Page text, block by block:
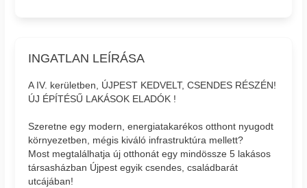
INGATLAN LEÍRÁSA
A IV. kerületben, ÚJPEST KEDVELT, CSENDES RÉSZÉN!
ÚJ ÉPÍTÉSŰ LAKÁSOK ELADÓK !
Szeretne egy modern, energiatakarékos otthont nyugodt
környezetben, mégis kiváló infrastruktúra mellett?
Most megtalálhatja új otthonát egy mindössze 5 lakásos
társasházban Újpest egyik csendes, családbarát
utcájában!